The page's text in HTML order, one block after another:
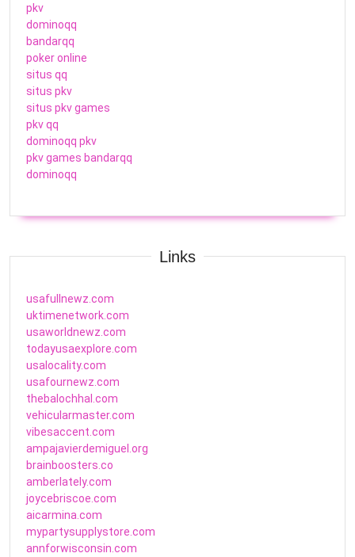
pkv
dominoqq
bandarqq
poker online
situs qq
situs pkv
situs pkv games
pkv qq
dominoqq pkv
pkv games bandarqq
dominoqq
Links
usafullnewz.com
uktimenetwork.com
usaworldnewz.com
todayusaexplore.com
usalocality.com
usafournewz.com
thebalochhal.com
vehicularmaster.com
vibesaccent.com
ampajavierdemiguel.org
brainboosters.co
amberlately.com
joycebriscoe.com
aicarmina.com
mypartysupplystore.com
annforwisconsin.com